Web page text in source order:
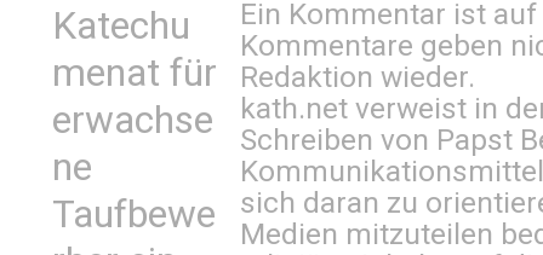
Katechu
menat für
erwachse
ne
Taufbewe
Ein Kommentar ist
Kommentare geben
Redaktion wieder.
kath.net verweist in
Schreiben von Papst
sich daran zu
Medien mitzuteilen